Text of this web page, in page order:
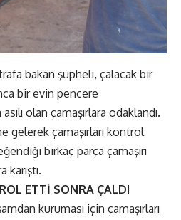
bakan şüpheli, çalacak bir
bir evin pencere
olan çamaşırlara odaklandı.
gelerek çamaşırları kontrol
birkaç parça çamaşırı
karıştı.
ETTİ SONRA ÇALDI
kuruması için çamaşırları